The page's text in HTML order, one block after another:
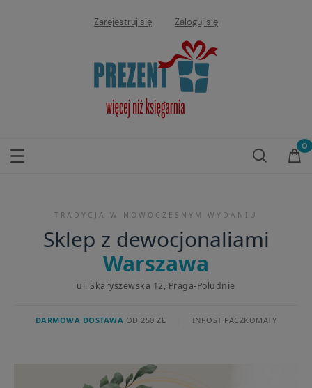
Zarejestruj się Zaloguj się
TRADYCJA W NOWOCZESNYM WYDANIU
Sklep z dewocjonaliami
Warszawa
ul. Skaryszewska 12, Praga-Południe
DARMOWA DOSTAWA OD 250 ZŁ INPOST PACZKOMATY